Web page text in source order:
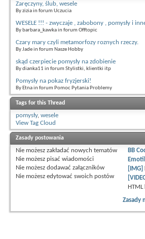
Zaręczyny, ślub, wesele
By zizia in forum Uczucia
WESELE !!! - zwyczaje , zabobony , pomysły i
By barbara_kawka in forum Offtopic
Czary mary czyli metamorfozy roznych rzeczy.
By Jade in forum Nasze Hobby
skąd czerpiecie pomysły na zdobienie
By dianka11 in forum Stylistki, klientki itp
Pomysły na pokaz fryzjerski!
By Etna in forum Pomoc Pytania Problemy
Tags for this Thread
pomysły, wesele
View Tag Cloud
Zasady postowania
Nie możesz zakładać nowych tematów
Nie możesz pisać wiadomości
Nie możesz dodawać załączników
Nie możesz edytować swoich postów
BB
[IMG]
Zasady